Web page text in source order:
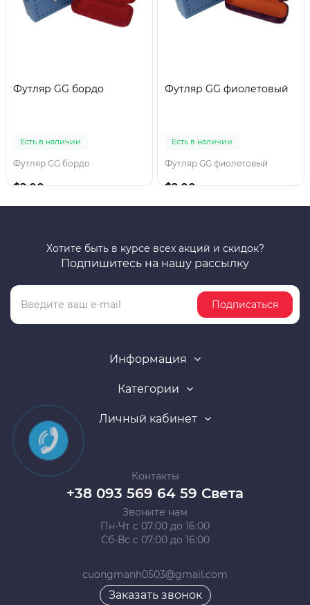
Футляр GG бордо
Есть в наличии
Футляр GG бордо
$2.00
Футляр GG фиолетовый
Есть в наличии
Футляр GG фиолетовый
$2.00
Хотите быть в курсе всех акций и скидок?
Подпишитесь на нашу рассылку
Подписаться
Информация
Категории
Личный кабинет
Контакты
+38 093 569 64 59 Света
Звоните нам
Пн-Чт с 07:00 до 16:00
Сб-Вс с 07:00 до 16:00
cuongmanh0503@gmail.com
Заказать звонок